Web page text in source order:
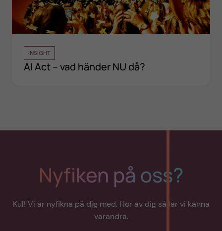
INSIGHT
AI Act – vad händer NU då?
Nyfiken på oss?
Kul! Vi är nyfikna på dig med. Hör av dig så lär vi känna
varandra.